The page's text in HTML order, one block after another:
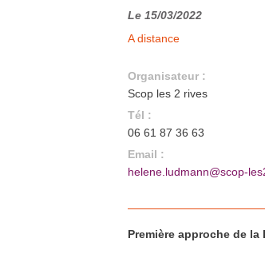
9
15 fév.
à l’air
En savoir plus >>
21
En savoir plus >>
21 fév.
Vesoul et Héricourt
Eau
En savoir plus >>
Le 15/03/2022
A distance
Organisateur :
Scop les 2 rives
Tél :
06 61 87 36 63
Email :
helene.ludmann@scop-
Première approche de